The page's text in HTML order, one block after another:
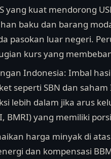
yang kuat mendorong
baku dan barang
pasokan luar negeri.
kurs yang
Indonesia: Imbal
seperti SBN dan
lebih dalam jika arus
BMRI) yang memiliki
harga minyak di
dan kompensasi